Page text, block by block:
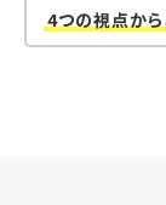
4つの視点か